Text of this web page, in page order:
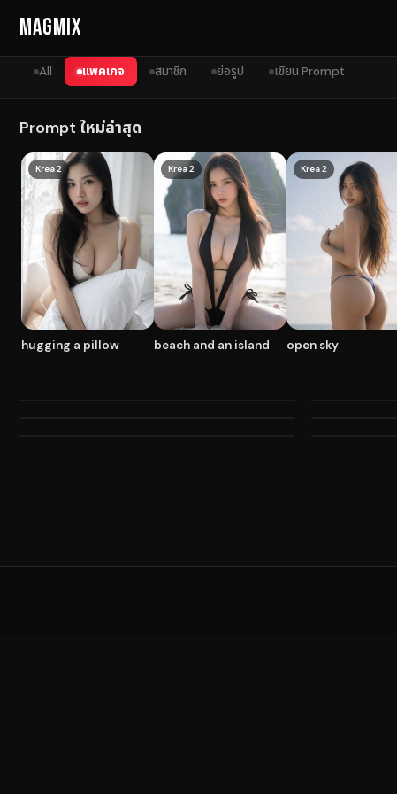
MagMix
All แพคเกจ สมาชิก ย่อรูป เขียน Prompt
Prompt ใหม่ล่าสุด
Krea 2
hugging a pillow
Krea 2
beach and an island
Krea 2
open sky